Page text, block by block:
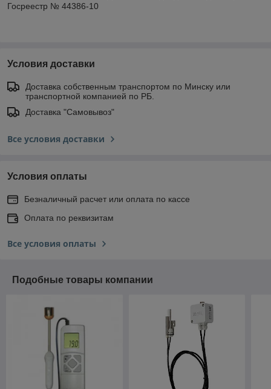
Госреестр № 44386-10
Условия доставки
Доставка собственным транспортом по Минску или
транспортной компанией по РБ.
Доставка "Самовывоз"
Все условия доставки
Условия оплаты
Безналичный расчет или оплата по кассе
Оплата по реквизитам
Все условия оплаты
Подобные товары компании